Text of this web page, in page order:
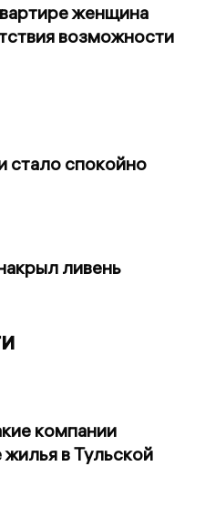
женщина
возможности
стало спокойно
ливень
компании
в Тульской